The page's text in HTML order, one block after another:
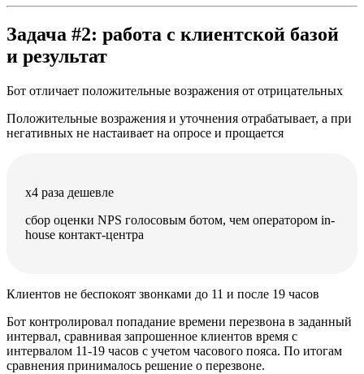
Задача #2: работа с клиентской базой
и результат
Бот отличает положительные возражения от отрицательных
Положительные возражения и уточнения отрабатывает, а при
негативных не настаивает на опросе и прощается
х4 раза дешевле
сбор оценки NPS голосовым ботом, чем оператором in-
house контакт-центра
Клиентов не беспокоят звонками до 11 и после 19 часов
Бот контролировал попадание времени перезвона в заданный
интервал, сравнивая запрошенное клиентов время с
интервалом 11-19 часов с учетом часового пояса. По итогам
сравнения принималось решение о перезвоне.